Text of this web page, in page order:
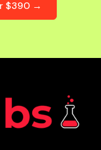
$390 →